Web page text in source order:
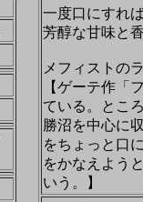
一度口にすれ
芳醇な甘味と
メフィストの
【ゲーテ作「
ている。とこ
勝沼を中心に
をちょっと口
をかなえよう
いう。】